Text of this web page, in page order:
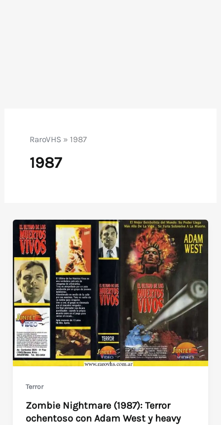
RaroVHS » 1987
1987
Terror
Zombie Nightmare (1987): Terror
ochentoso con Adam West y heavy